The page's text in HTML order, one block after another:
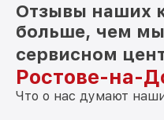
Отзывы наших
больше, чем
сервисном
Ростове-на-
Что о нас думают